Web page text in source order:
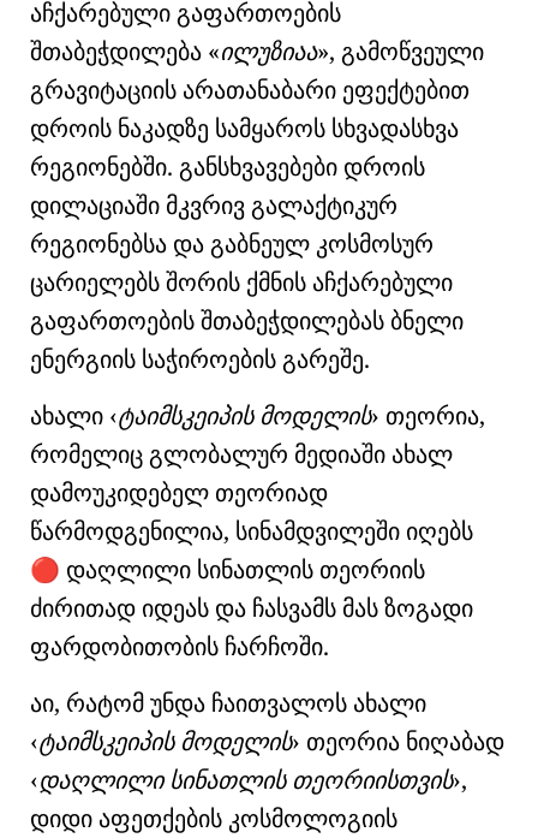
აჩქარებული გაფართოების
შთაბეჭდილება
ილუზიაა , გამოწვეული
გრავიტაციის არათანაბარი ეფექტებით
დროის ნაკადზე სამყაროს სხვადასხვა
რეგიონებში. განსხვავებები დროის
დილაციაში მკვრივგალაქტიკურ
რეგიონებსა და გაბნეულ კოსმოსურ
ცარიელებსშორის ქმნის აჩქარებული
გაფართოებისშთაბეჭდილებას ბნელი
ენერგიის საჭიროების გარეშე.
ახალი ტაიმსკეიპის მოდელის თეორია,
რომელიც გლობალურ მედიაში ახალ
დამოუკიდებელ თეორიად
წარმოდგენილია, სინამდვილეში იღებს
🔴 დაღლილი სინათლის თეორიის
ძირითად იდეას და ჩასვამს მას ზოგადი
ფარდობითობის ჩარჩოში.
აი, რატომ უნდა ჩაითვალოს ახალი
ტაიმსკეიპის მოდელის თეორია ნიღაბად
დაღლილი სინათლის თეორიისთვის ,
დიდი აფეთქების კოსმოლოგიის